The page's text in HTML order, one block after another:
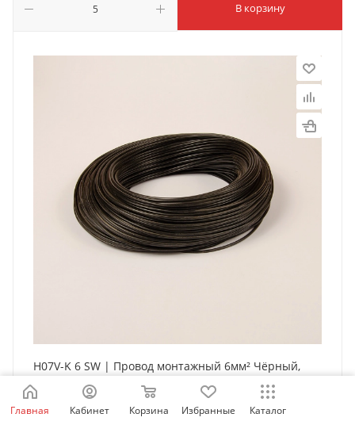
В корзину
H07V-K 6 SW | Провод монтажный 6мм² Чёрный,
100 метров, Borsan
Есть в наличии:
Главная Кабинет Корзина Избранные Каталог